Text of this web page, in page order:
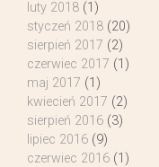
luty 2018 (1)
styczeń 2018 (20)
sierpień 2017 (2)
czerwiec 2017 (1)
maj 2017 (1)
kwiecień 2017 (2)
sierpień 2016 (3)
lipiec 2016 (9)
czerwiec 2016 (1)